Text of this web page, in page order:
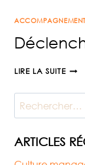
LIRE LA SUITE
Rechercher :
ARTICLES